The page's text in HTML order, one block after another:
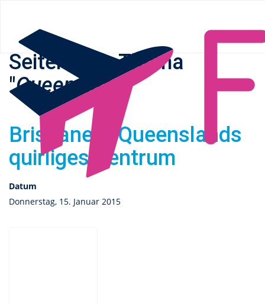
Seiten zum Thema
"Queensland "
Brisbane – Queenslands
quirliges Zentrum
Datum
Donnerstag, 15. Januar 2015